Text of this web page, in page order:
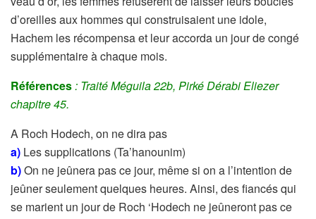
d’oreilles aux hommes qui construisaient une idole,
Hachem les récompensa et leur accorda un jour de congé
supplémentaire à chaque mois.
Références: Traité Méguila 22b, Pirké Dérabi Eliezer
chapitre 45.
A Roch Hodech, on ne dira pas
a) Les supplications (Ta’hanounim)
b)On ne jeûnera pas ce jour, même si on a l’intention de
jeûner seulement quelques heures. Ainsi, des fiancés qui
se marient un jour de Roch ‘Hodech ne jeûneront pas ce